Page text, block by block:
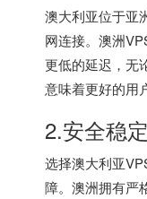
澳大利亚位于亚
网连接。澳洲
更低的延迟，无
意味着更好的用
2.安全稳
选择澳大利亚
障。澳洲拥有严